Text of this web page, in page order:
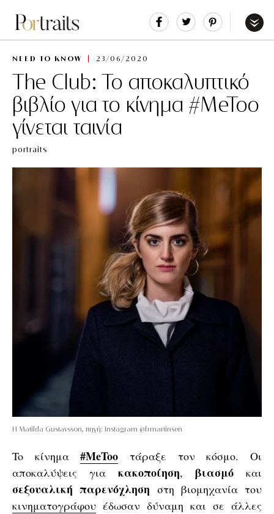
Share Tweet
NEED TO KNOW 23/06/2020
The Club: To αποκαλυπτικό
βιβλίο για το κίνημα #MeToo
γίνεται ταινία
portraits
H Matilda Gustavsson, πηγή: Instagram @frmartinsen
To κίνημα#MeToo τάραξε τον κόσμο. Οι
αποκαλύψεις για κακοποίηση, βιασμό και
σεξουαλική παρενόχληση στη βιομηχανία του
κινηματογράφου έδωσαν δύναμη και σε άλλες